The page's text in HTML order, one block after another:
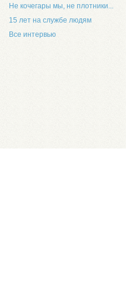
Не кочегары мы, не плотники...
15 лет на службе людям
Все интервью